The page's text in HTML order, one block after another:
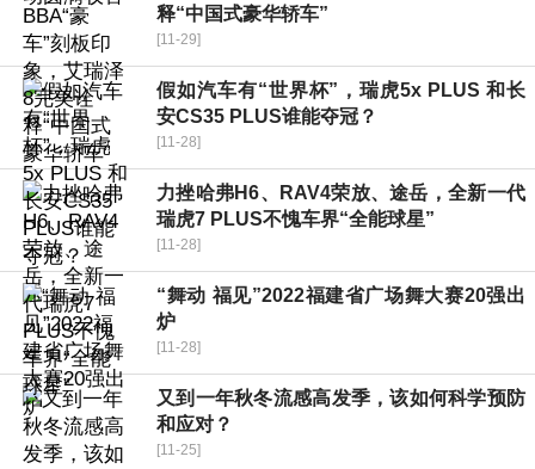
释“中国式豪华轿车”
[11-29]
假如汽车有“世界杯”，瑞虎5x PLUS 和长
安CS35 PLUS谁能夺冠？
[11-28]
力挫哈弗H6、RAV4荣放、途岳，全新一代
瑞虎7 PLUS不愧车界“全能球星”
[11-28]
“舞动 福见”2022福建省广场舞大赛20强出
炉
[11-28]
又到一年秋冬流感高发季，该如何科学预防
和应对？
[11-25]